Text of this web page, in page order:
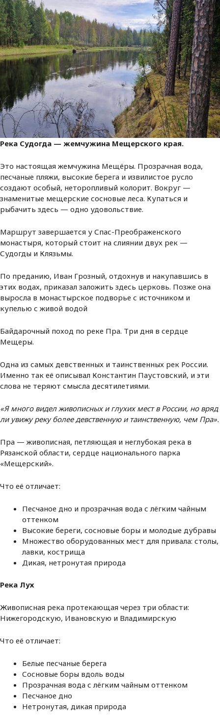
Река Судогда — жемчужина Мещерского края.
Это настоящая жемчужина Мещёры. Прозрачная вода,
песчаные пляжи, высокие берега и извилистое русло
создают особый, неторопливый колорит. Вокруг —
знаменитые мещерские сосновые леса. Купаться и
рыбачить здесь — одно удовольствие.
Маршрут завершается у Спас-Преображенского
монастыря, который стоит на слиянии двух рек —
Судогды и Клязьмы.
По преданию, Иван Грозный, отдохнув и накупавшись в
этих водах, приказал заложить здесь церковь. Позже она
выросла в монастырское подворье с источником и
купелью с живой водой
Байдарочный поход по реке Пра. Три дня в сердце
Мещеры.
Одна из самых девственных и таинственных рек России.
Именно так её описывал Константин Паустовский, и эти
слова не теряют смысла десятилетиями.
«Я много видел живописных и глухих мест в России, но вряд
ли увижу реку более девственную и таинственную, чем Пра».
Пра — живописная, петляющая и неглубокая река в
Рязанской области, сердце национального парка
«Мещерский».
Что её отличает:
Песчаное дно и прозрачная вода с лёгким чайным
оттенком
Высокие береги, сосновые боры и молодые дубравы
Множество оборудованных мест для привала: столы,
лавки, кострища
Дикая, нетронутая природа
Река Лух
Живописная река протекающая через три области:
Нижегородскую, Ивановскую и Владимирскую
Что её отличает:
Белые песчаные берега
Сосновые боры вдоль воды
Прозрачная вода с лёгким чайным оттенком
Песчаное дно
Нетронутая, дикая природа